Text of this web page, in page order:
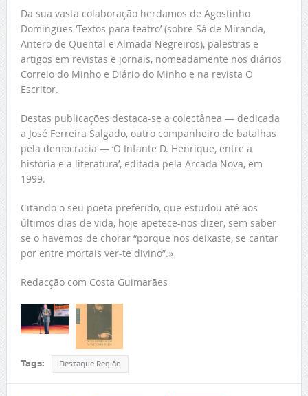
Da sua vasta colaboração herdamos de Agostinho
Domingues ‘Textos para teatro’ (sobre Sá de Miranda,
Antero de Quental e Almada Negreiros), palestras e
artigos em revistas e jornais, nomeadamente nos diários
Correio do Minho e Diário do Minho e na revista O
Escritor.
Destas publicações destaca-se a colectânea — dedicada
a José Ferreira Salgado, outro companheiro de batalhas
pela democracia — ‘O Infante D. Henrique, entre a
história e a literatura’, editada pela Arcada Nova, em
1999.
Citando o seu poeta preferido, que estudou até aos
últimos dias de vida, hoje apetece-nos dizer, sem saber
se o havemos de chorar “porque nos deixaste, se cantar
por entre mortais ver-te divino”.»
Redacção com Costa Guimarães
Tags: Destaque Região